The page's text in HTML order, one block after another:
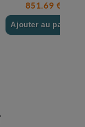
851.69 €
Ajouter au panier